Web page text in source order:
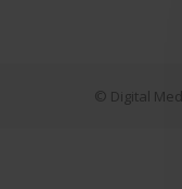
© Digital